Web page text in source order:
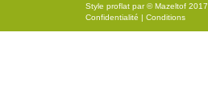
Style proflat par ©Mazeltof 2017
Confidentialité | Conditions